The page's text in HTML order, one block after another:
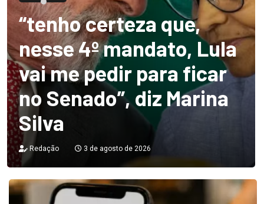
“tenho certeza que,
nesse 4º mandato, Lula
vai me pedir para ficar
no Senado”, diz Marina
Silva
Redação 3 de agosto de 2026